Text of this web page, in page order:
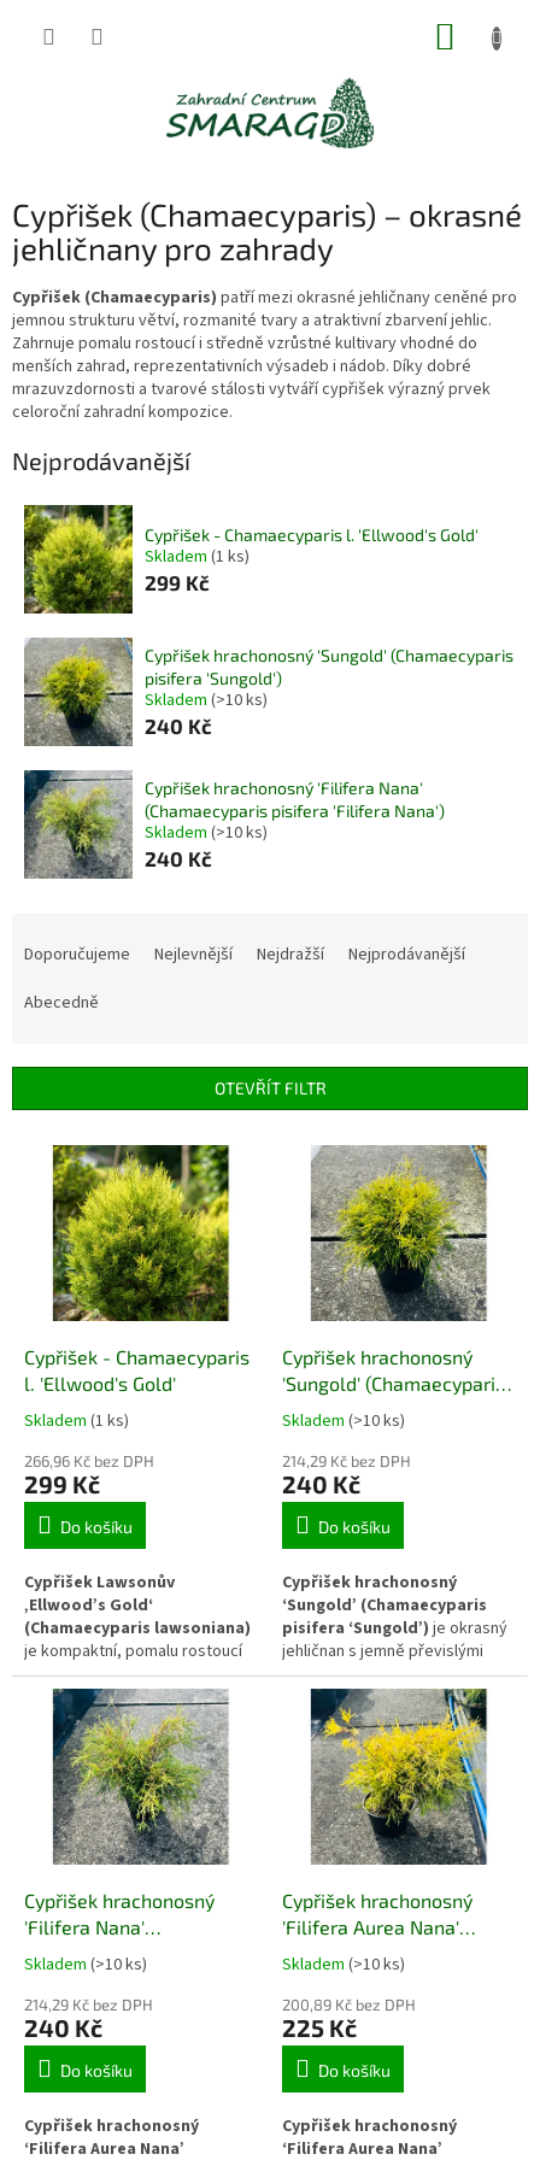
Cypřišek (Chamaecyparis) – okrasné
jehličnany pro zahrady
Cypřišek (Chamaecyparis) patří mezi okrasné jehličnany ceněné pro
jemnou strukturu větví, rozmanité tvary a atraktivní zbarvení jehlic.
Zahrnuje pomalu rostoucí i středně vzrůstné kultivary vhodné do
menších zahrad, reprezentativních výsadeb i nádob. Díky dobré
mrazuvzdornosti a tvarové stálosti vytváří cypřišek výrazný prvek
celoroční zahradní kompozice.
Nejprodávanější
Cypřišek - Chamaecyparis l. 'Ellwood's Gold'
Skladem (1 ks)
299 Kč
Cypřišek hrachonosný 'Sungold' (Chamaecyparis
pisifera 'Sungold')
Skladem (>10 ks)
240 Kč
Cypřišek hrachonosný 'Filifera Nana'
(Chamaecyparis pisifera 'Filifera Nana')
Skladem (>10 ks)
240 Kč
r
Doporučujeme Nejlevnější Nejdražší
Nejprodávanější
Abecedně
OTEVŘÍT FILTR
Cypřišek - Chamaecyparis
l. 'Ellwood's Gold'
Skladem (1 ks)
266,96 Kč bez DPH
299 Kč
Do košíku
Cypřišek Lawsonův
‚Ellwood’s Gold‘
(Chamaecyparis lawsoniana)
je kompaktní, pomalu rostoucí
jehličnan s hustým kuželovitým
habitem a nápadným
zlatožlutým vybarvením
mladých výhonů. Patří mezi
osvědčené kultivary vhodné do
menších zahrad, předzahrádek i
nádob. Díky stálezelenému
olistění si zachovává
dekorativní vzhled po celý rok a
smíšených výsadbách.
Cypřišek hrachonosný
'Sungold' (Chamaecyparis
pisifera 'Sungold')
Skladem (>10 ks)
214,29 Kč bez DPH
240 Kč
Do košíku
Cypřišek hrachonosný
‘Sungold’ (Chamaecyparis
pisifera ‘Sungold’) je okrasný
jehličnan s jemně převislými
větvičkami a výrazným
zlatožlutým zbarvením.
Rozvolněný, lehký habitus
dodává výsadbám vzdušnost a
eleganci. Díky střednímu vzrůstu
se uplatňuje v zahradách
různých stylů, od japonských až
po moderní kompozice.
Cypřišek hrachonosný
'Filifera Nana'
(Chamaecyparis pisifera
'Filifera Nana')
Skladem (>10 ks)
214,29 Kč bez DPH
240 Kč
Do košíku
Cypřišek hrachonosný
‘Filifera Aurea Nana’
Cypřišek hrachonosný
'Filifera Aurea Nana'
(Chamaecyparis pisifera
'Filifera Aurea Nana')
Skladem (>10 ks)
200,89 Kč bez DPH
225 Kč
Do košíku
Cypřišek hrachonosný
‘Filifera Aurea Nana’